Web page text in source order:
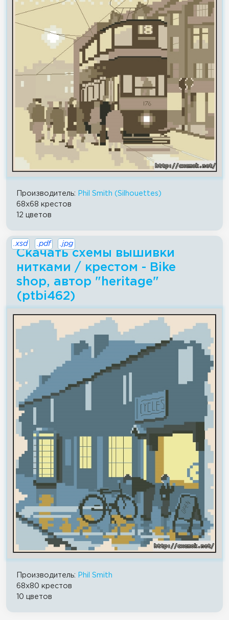
Производитель:
Phil Smith (Silhouettes)
68x68 крестов
12 цветов
Скачать схемы вышивки
нитками / крестом - Bike
shop, автор "heritage"
(ptbi462)
.xsd .pdf .jpg
Производитель:
Phil Smith
68x80 крестов
10 цветов